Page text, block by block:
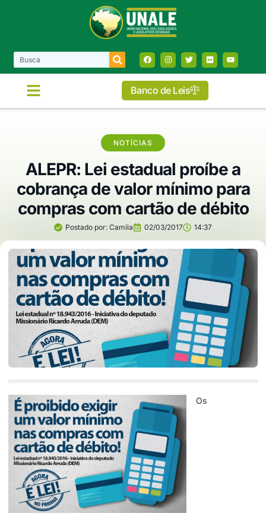
Banco de Leis
NOTÍCIAS
ALEPR: Lei estadual proíbe a
cobrança de valor mínimo para
compras com cartão de débito
Postado por: Camila 02/03/2017 14:37
Os